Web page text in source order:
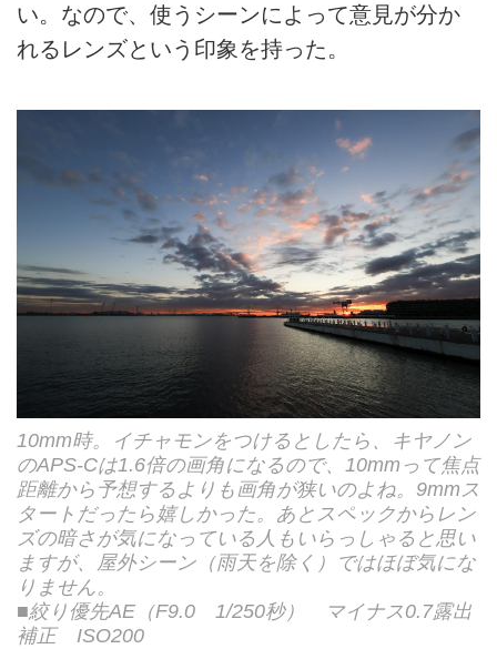
い。なので、使うシーンによって意見が分か
れるレンズという印象を持った。
10mm時。イチャモンをつけるとしたら、キヤノン
のAPS-Cは1.6倍の画角になるので、10mmって焦点
距離から予想するよりも画角が狭いのよね。9mmス
タートだったら嬉しかった。あとスペックからレン
ズの暗さが気になっている人もいらっしゃると思い
ますが、屋外シーン（雨天を除く）ではほぼ気にな
りません。
■絞り優先AE（F9.0 1/250秒） マイナス0.7露出
補正 ISO200